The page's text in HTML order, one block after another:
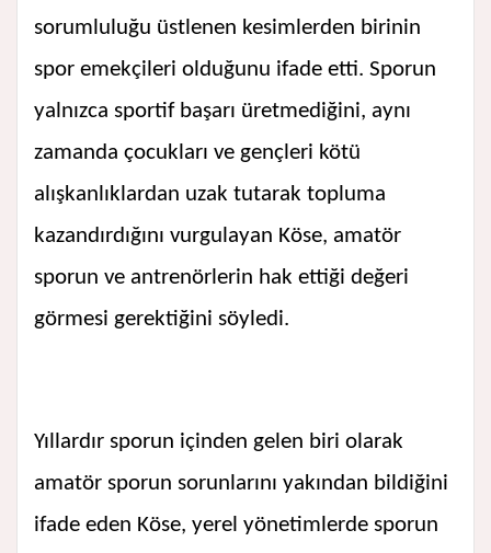
sorumluluğu üstlenen kesimlerden birinin
spor emekçileri olduğunu ifade etti. Sporun
yalnızca sportif başarı üretmediğini, aynı
zamanda çocukları ve gençleri kötü
alışkanlıklardan uzak tutarak topluma
kazandırdığını vurgulayan Köse, amatör
sporun ve antrenörlerin hak ettiği değeri
görmesi gerektiğini söyledi.
Yıllardır sporun içinden gelen biri olarak
amatör sporun sorunlarını yakından bildiğini
ifade eden Köse, yerel yönetimlerde sporun